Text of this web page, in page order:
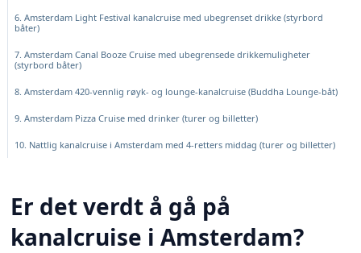
6. Amsterdam Light Festival kanalcruise med ubegrenset drikke (styrbord
båter)
7. Amsterdam Canal Booze Cruise med ubegrensede drikkemuligheter
(styrbord båter)
8. Amsterdam 420-vennlig røyk- og lounge-kanalcruise (Buddha Lounge-båt)
9. Amsterdam Pizza Cruise med drinker (turer og billetter)
10. Nattlig kanalcruise i Amsterdam med 4-retters middag (turer og billetter)
Er det verdt å gå på
kanalcruise i Amsterdam?